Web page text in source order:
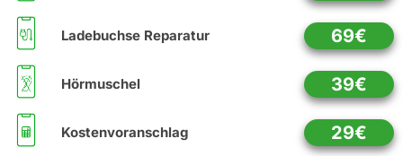
Ladebuchse Reparatur 69€
Hörmuschel 39€
Kostenvoranschlag 29€